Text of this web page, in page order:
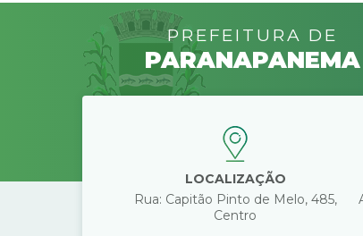
PREFEITURA DE
PARANAPANEMA
LOCALIZAÇÃO
Rua: Capitão Pinto de Melo, 485,
Centro